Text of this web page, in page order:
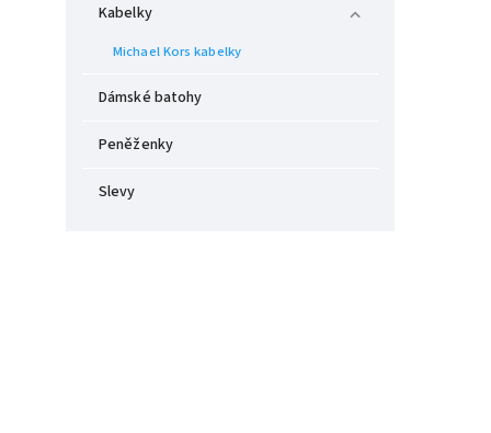
Kabelky
Michael Kors kabelky
Dámské batohy
Peněženky
Slevy